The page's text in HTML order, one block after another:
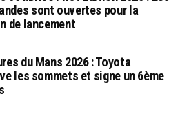
sont ouvertes pour la
de lancement
du Mans 2026 : Toyota
les sommets et signe un 6ème